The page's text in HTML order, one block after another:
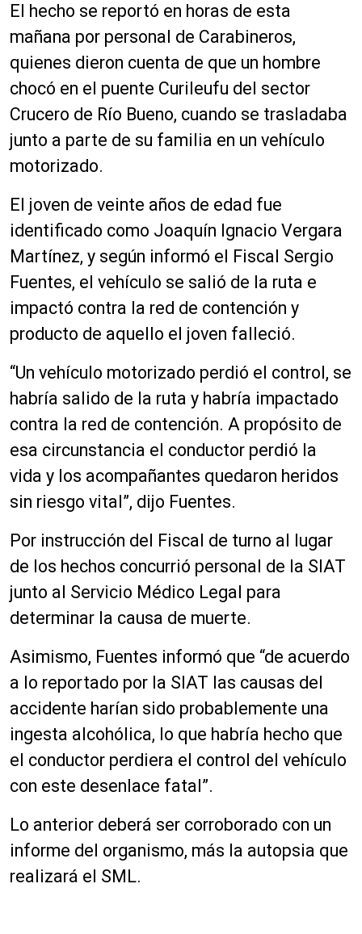
El hecho se reportó en horas de esta
mañana por personal de Carabineros,
quienes dieron cuenta de que un hombre
chocó en el puente Curileufu del sector
Crucero de Río Bueno, cuando se trasladaba
junto a parte de su familia en un vehículo
motorizado.
El joven de veinte años de edad fue
identificado como Joaquín Ignacio Vergara
Martínez, y según informó el Fiscal Sergio
Fuentes, el vehículo se salió de la ruta e
impactó contra la red de contención y
producto de aquello el joven falleció.
“Un vehículo motorizado perdió el control, se
habría salido de la ruta y habría impactado
contra la red de contención. A propósito de
esa circunstancia el conductor perdió la
vida y los acompañantes quedaron heridos
sin riesgo vital”, dijo Fuentes.
Por instrucción del Fiscal de turno al lugar
de los hechos concurrió personal de la SIAT
junto al Servicio Médico Legal para
determinar la causa de muerte.
Asimismo, Fuentes informó que “de acuerdo
a lo reportado por la SIAT las causas del
accidente harían sido probablemente una
ingesta alcohólica, lo que habría hecho que
el conductor perdiera el control del vehículo
con este desenlace fatal”.
Lo anterior deberá ser corroborado con un
informe del organismo, más la autopsia que
realizará el SML.